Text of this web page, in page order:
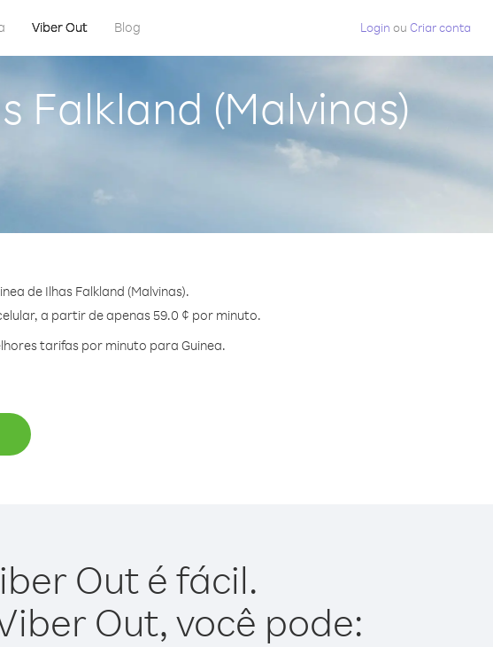
Viber Out Blog Login ou Criar conta
Falkland (Malvinas)
de Ilhas Falkland (Malvinas).
a partir de apenas 59.0 ¢ por minuto.
tarifas por minuto para Guinea.
Out é fácil.
Out, você pode: